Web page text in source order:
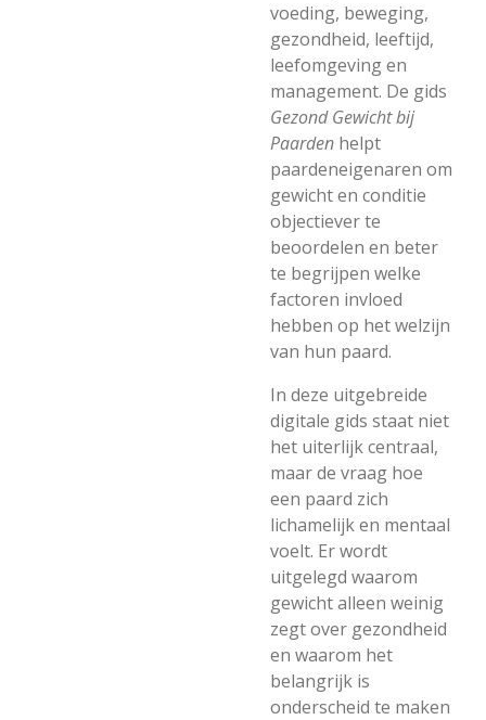
voeding, beweging,
gezondheid, leeftijd,
leefomgeving en
management. De gids
Gezond Gewicht bij
Paarden helpt
paardeneigenaren om
gewicht en conditie
objectiever te
beoordelen en beter
te begrijpen welke
factoren invloed
hebben op het welzijn
van hun paard.
In deze uitgebreide
digitale gids staat niet
het uiterlijk centraal,
maar de vraag hoe
een paard zich
lichamelijk en mentaal
voelt. Er wordt
uitgelegd waarom
gewicht alleen weinig
zegt over gezondheid
en waarom het
belangrijk is
onderscheid te maken